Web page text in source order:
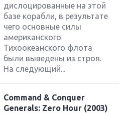
дислоцированные на этой
базе корабли, в результате
чего основные силы
американского
Тихоокеанского флота
были выведены из строя.
На следующий...
Command & Conquer
Generals: Zero Hour (2003)